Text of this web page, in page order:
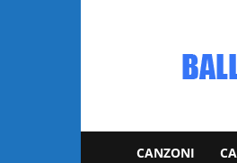
video
CANZONI